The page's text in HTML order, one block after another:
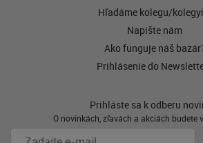
Hľadáme kolegu/
Napíšte nám
Ako funguje náš
Prihlásenie do
Prihláste sa k odberu
O novinkách, zľavách a akciách budete